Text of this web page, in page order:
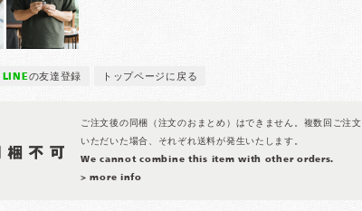
LINEの友達登録 トップページに戻る
ご注文後の同梱（注文のおまとめ）はできません。複数回ご注文
いただいた場合、それぞれ送料が発生いたします。
We cannot combine this item with other orders.
> more info